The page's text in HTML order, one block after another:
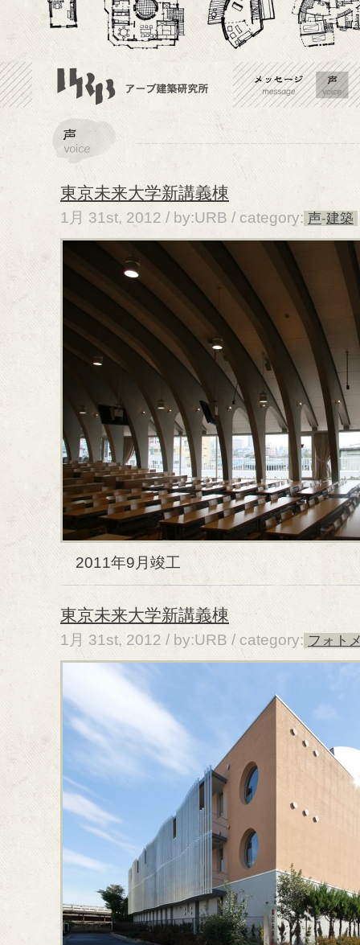
東京未来大学新講義棟
1月 31st, 2012 / by:URB / category: 声-建築
2011年9月竣工
東京未来大学新講義棟
1月 31st, 2012 / by:URB / category: フォト